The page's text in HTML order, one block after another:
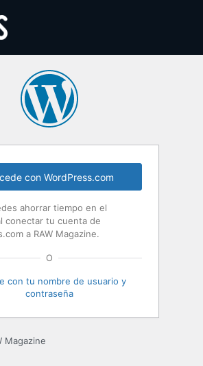
con WordPress.com
ahorrar tiempo en el
conectar tu cuenta de
a RAW Magazine.
O
con tu nombre de usuario y
contraseña
Magazine